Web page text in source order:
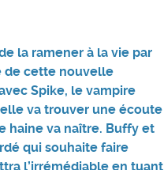
la ramener à la vie par
de cette nouvelle
Spike, le vampire
va trouver une écoute
haine va naître. Buffy et
qui souhaite faire
l’irrémédiable en tuant